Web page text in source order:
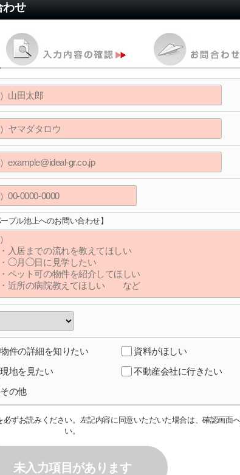
わせ
ープル池上へのお問い合わせ】
物件の詳細を知りたい
資料がほしい
現地を見たい
不動産会社に行きたい
その他
必ずお読みください。左記内容に同意いただいた場合は、確認画面
い。
未入力項目があります